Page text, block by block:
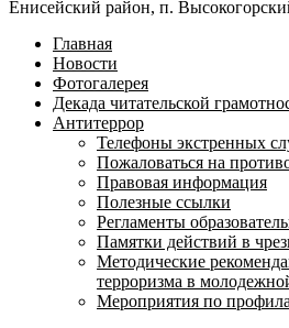
Енисейский район, п.
Главная
Новости
Фотогалерея
Декада читательской
Антитеррор
Телефоны экстренных
Пожаловаться на
Правовая информация
Полезные ссылки
Регламенты
Памятки действий в
Методические
терроризма в
Мероприятия по